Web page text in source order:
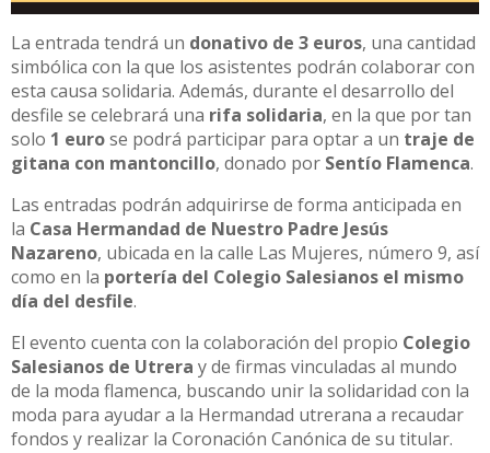
La entrada tendrá un donativo de 3 euros, una cantidad
simbólica con la que los asistentes podrán colaborar con
esta causa solidaria. Además, durante el desarrollo del
desfile se celebrará una rifa solidaria, en la que por tan
solo 1 eurose podrá participar para optar a un traje de
gitana con mantoncillo, donado por Sentío Flamenca.
Las entradas podrán adquirirse de forma anticipada en
la Casa Hermandad de Nuestro Padre Jesús
Nazareno, ubicada en la calle Las Mujeres, número 9, así
como en la portería del Colegio Salesianos el mismo
día del desfile.
El evento cuenta con la colaboración del propio Colegio
Salesianos de Utrera y de firmas vinculadas al mundo
de la moda flamenca, buscando unir la solidaridad con la
moda para ayudar a la Hermandad utrerana a recaudar
fondos y realizar la Coronación Canónica de su titular.